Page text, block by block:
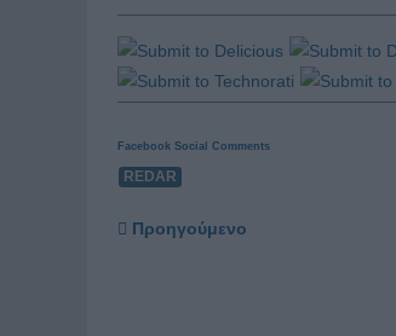
Facebook Social Comments
REDAR
Προηγούμενο